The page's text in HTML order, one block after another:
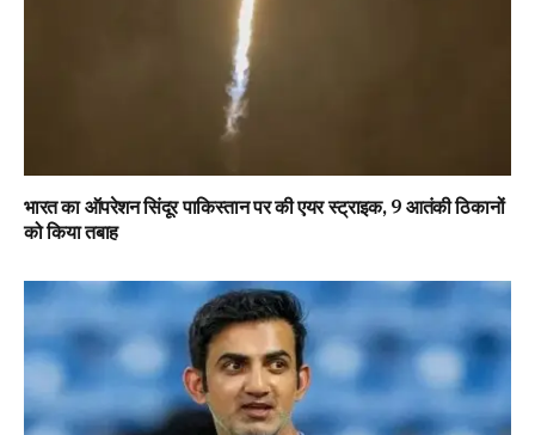
भारत का ऑपरेशन सिंदूर पाकिस्तान पर की एयर स्ट्राइक, 9 आतंकी ठिकानों
को किया तबाह